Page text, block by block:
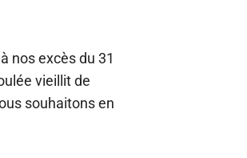
nos excès du 31
vieillit de
souhaitons en